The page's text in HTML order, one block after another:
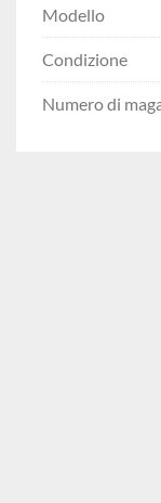
Modello
Condizione
Numero di